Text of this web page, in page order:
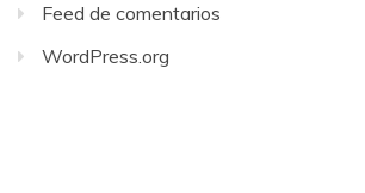
Feed de comentarios
WordPress.org